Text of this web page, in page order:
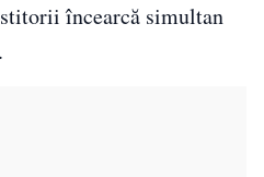
încearcă simultan